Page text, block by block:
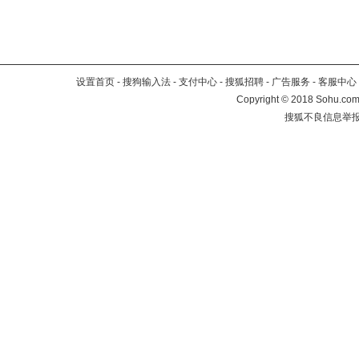
设置首页 - 搜狗输入法 - 支付中心 - 搜狐招聘 - 广告服务 - 客服中心
Copyright©2018
搜狐不良信息举